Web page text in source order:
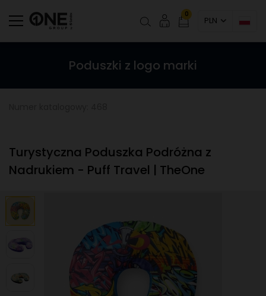
0
PLN
Poduszki z logo marki
Turystyczna Poduszka Podróżna z
Nadrukiem - Puff Travel | TheOne